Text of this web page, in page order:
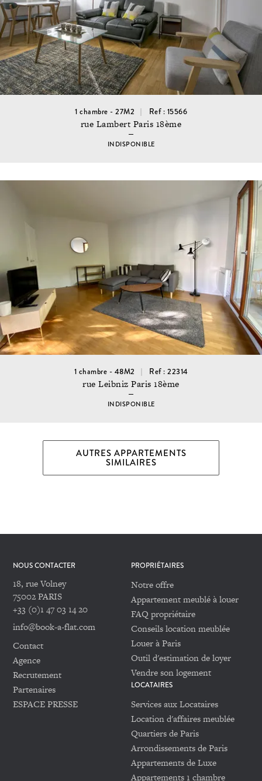
1 chambre - 27M2 Ref : 15566
rue Lambert Paris 18ème
INDISPONIBLE
1 chambre - 48M2 Ref : 22314
rue Leibniz Paris 18ème
INDISPONIBLE
AUTRES APPARTEMENTS
SIMILAIRES
NOUS CONTACTER
18, rue Volney
75002 PARIS
+33 (0)1 47 03 14 20
info@book-a-flat.com
Contact
Agence
Recrutement
Partenaires
ESPACE PRESSE
PROPRIÉTAIRES
Notre offre
Appartement meublé à louer
FAQ propriétaire
Conseils location meublée
Louer à Paris
Outil d'estimation de loyer
Vendre son logement
LOCATAIRES
Services aux Locataires
Location d'affaires meublée
Quartiers de Paris
Arrondissements de Paris
Appartements de Luxe
Appartements 1 chambre